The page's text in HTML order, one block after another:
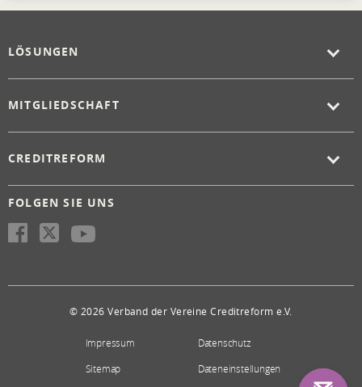
LÖSUNGEN
MITGLIEDSCHAFT
CREDITREFORM
FOLGEN SIE UNS
© 2026 Verband der Vereine Creditreform e.V.
Impressum
Datenschutz
Sitemap
Dateneinstellungen